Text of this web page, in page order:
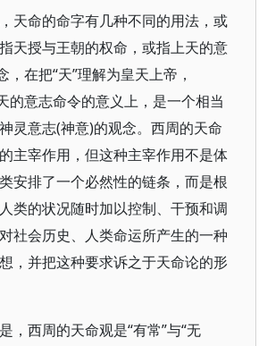
天命的命字有几种不同的用法，或
天授与王朝的权命，或指上天的意
，在把“天”理解为皇天上帝，
的意志命令的意义上，是一个相当
灵意志(神意)的观念。西周的天命
主宰作用，但这种主宰作用不是体
安排了一个必然性的链条，而是根
类的状况随时加以控制、干预和调
社会历史、人类命运所产生的一种
，并把这种要求诉之于天命论的形
，西周的天命观是“有常”与“无